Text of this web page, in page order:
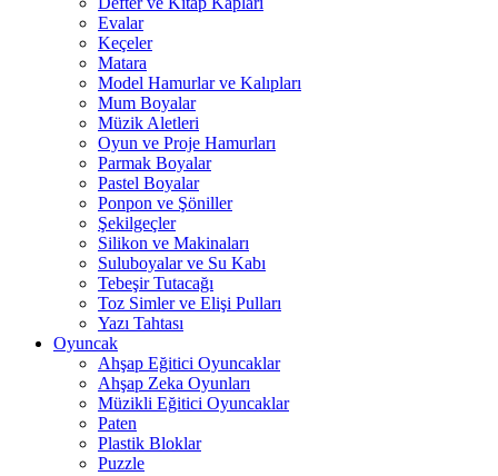
Evalar
Keçeler
Matara
Model Hamurlar ve Kalıpları
Mum Boyalar
Müzik Aletleri
Oyun ve Proje Hamurları
Parmak Boyalar
Pastel Boyalar
Ponpon ve Şöniller
Şekilgeçler
Silikon ve Makinaları
Suluboyalar ve Su Kabı
Tebeşir Tutacağı
Toz Simler ve Elişi Pulları
Yazı Tahtası
Oyuncak
Ahşap Eğitici Oyuncaklar
Ahşap Zeka Oyunları
Müzikli Eğitici Oyuncaklar
Paten
Plastik Bloklar
Puzzle